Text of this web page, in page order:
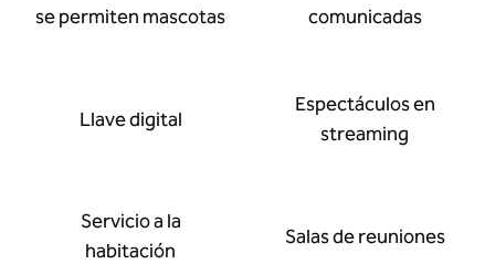
se permiten mascotas
comunicadas
Llave digital
Espectáculos en
streaming
Servicio a la
habitación
Salas de reuniones